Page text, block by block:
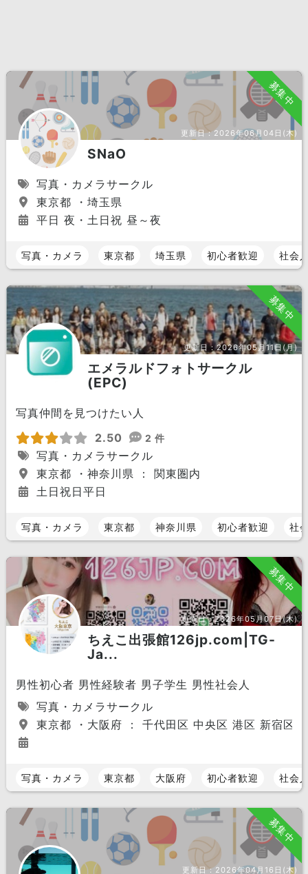
募集中
更新日：2026年06月04日(木)
SNaO
写真・カメラサークル
東京都 ・埼玉県
平日 夜・土日祝 昼～夜
写真・カメラ 東京都 埼玉県 初心者歓迎 社会
募集中
更新日：2026年05月11日(月)
エメラルドフォトサークル
(EPC)
写真仲間を見つけたい人
2.50
2 件
写真・カメラサークル
東京都 ・神奈川県 ： 関東圏内
土日祝日平日
写真・カメラ 東京都 神奈川県 初心者歓迎 社
募集中
更新日：2026年05月07日(木)
ちえこ出張館126jp.com|TG-
Ja...
男性初心者 男性経験者 男子学生 男性社会人
写真・カメラサークル
東京都 ・大阪府 ： 千代田区 中央区 港区 新宿区
写真・カメラ 東京都 大阪府 初心者歓迎 社会
募集中
更新日： 2026年04月16日(木)